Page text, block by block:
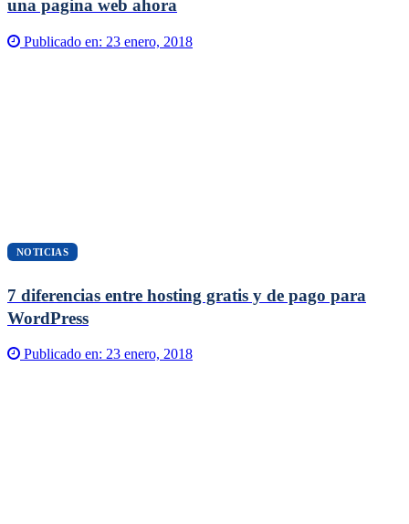
una pagina web ahora
Publicado en: 23 enero, 2018
NOTICIAS
7 diferencias entre hosting gratis y de pago para
WordPress
Publicado en: 23 enero, 2018